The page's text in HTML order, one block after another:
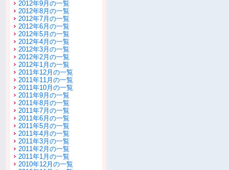
2012年9月の一覧
2012年8月の一覧
2012年7月の一覧
2012年6月の一覧
2012年5月の一覧
2012年4月の一覧
2012年3月の一覧
2012年2月の一覧
2012年1月の一覧
2011年12月の一覧
2011年11月の一覧
2011年10月の一覧
2011年9月の一覧
2011年8月の一覧
2011年7月の一覧
2011年6月の一覧
2011年5月の一覧
2011年4月の一覧
2011年3月の一覧
2011年2月の一覧
2011年1月の一覧
2010年12月の一覧